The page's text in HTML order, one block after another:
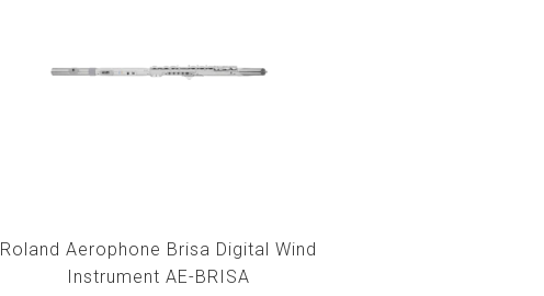
Roland Aerophone Brisa Digital Wind
Instrument AE-BRISA